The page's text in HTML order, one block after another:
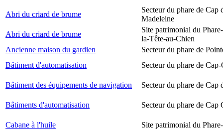
Abri du criard de brume
Secteur du phare de Cap
Madeleine
Abri du criard de brume
Site patrimonial du
la-Tête-au-Chien
Ancienne maison du gardien
Secteur du phare de
Bâtiment d'automatisation
Secteur du phare de Cap-
Bâtiment des équipements de navigation Secteur du phare de Cap
Bâtiments d'automatisation Secteur du phare de Cap
Cabane à l'huile Site patrimonial du